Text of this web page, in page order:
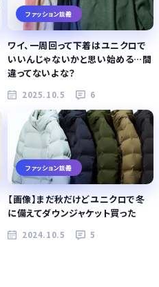
ファッション談義
ワイ、一周回って下着はユニクロで
いいんじゃないかと思い始める…間
違ってないよな？
2025.10.5 6
ファッション談義
【画像】まだ秋だけどユニクロで冬
に備えてダウンジャケット買った
2024.10.5 5